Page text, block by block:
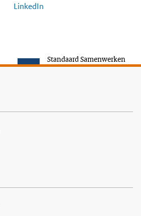
LinkedIn
Standaard Samenwerken